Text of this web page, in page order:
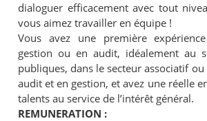
dialoguer efficacement avec tout
vous aimez travailler en équipe !
Vous avez une première
gestion ou en audit, idéalement au
publiques, dans le secteur associatif
audit et en gestion, et avez une réelle
talents au service de l’intérêt général.
REMUNERATION :